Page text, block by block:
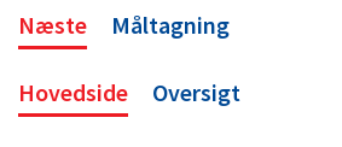
Næste Måltagning
Hovedside Oversigt